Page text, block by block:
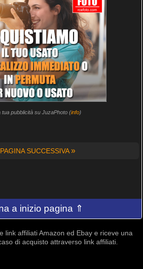
tua pubblicità su JuzaPhoto (info)
PAGINA SUCCESSIVA»
a inizio pagina ⇑
link affiliati Amazon ed Ebay e riceve una
di acquisto attraverso link affiliati.